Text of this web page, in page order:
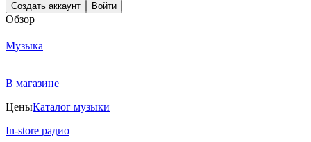
Создать аккаунт Войти
Обзор
Музыка
В магазине
ЦеныКаталог музыки
In-store радио